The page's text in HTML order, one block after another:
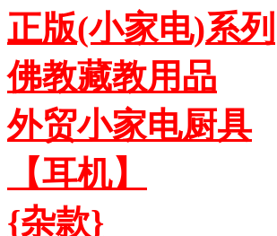
正版(小家电)系列
佛教藏教用品
外贸小家电厨具
【耳机】
{杂款}